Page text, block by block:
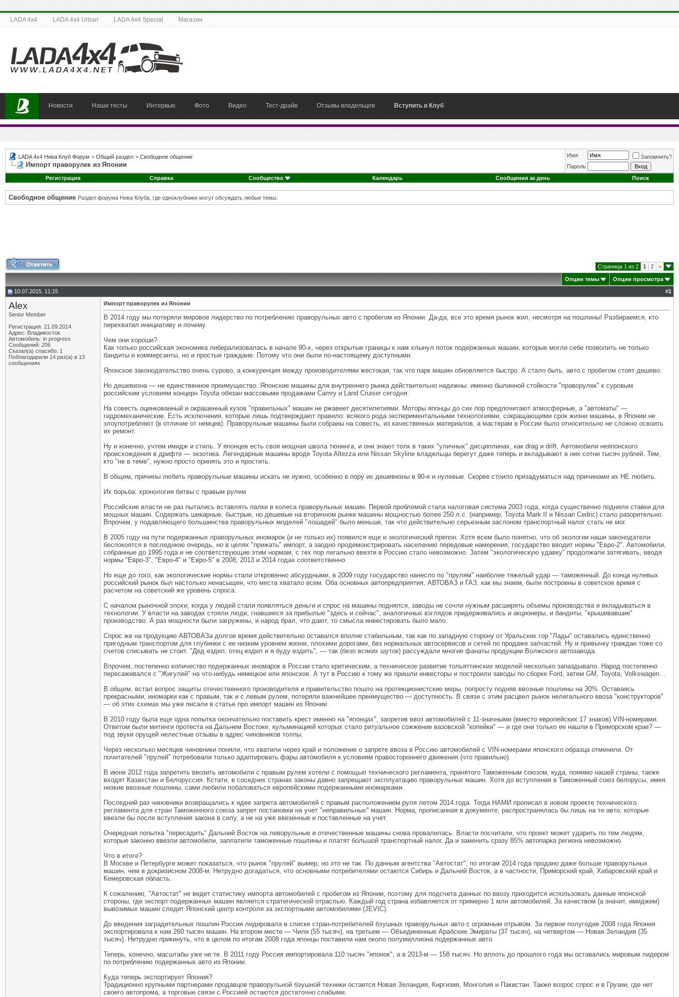
LADA 4x4 LADA 4x4 Urban LADA 4x4 Special Магазин
Новости Наши тесты Интервью Фото Видео Тест-драйв Отзывы владельцев Вступить в Клуб
LADA 4x4 Нива Клуб Форум > Общий раздел > Свободное общение
Импорт праворулек из Японии
Имя
Запомнить?
Пароль
Регистрация
Справка Сообщество Календарь Сообщения за день Поиск
Свободное общение Раздел форума Нива Клуба, где одноклубники могут обсуждать любые темы.
Страница 1 из 2 1 2 >
Опции темы
Опции просмотра
10.07.2015, 11:15
#1
Alex
Senior Member
Регистрация: 21.09.2014
Адрес: Владивосток
Автомобиль: in progress
Сообщений: 206
Сказал(а) спасибо: 1
Поблагодарили 14 раз(а) в 13
сообщениях
Импорт праворулек из Японии
В 2014 году мы потеряли мировое лидерство по потреблению праворульных авто с пробегом из Японии. Да-да, все это время рынок жил, несмотря на пошлины! Разбираемся, кто
перехватил инициативу и почему.
Чем они хороши?
Как только российская экономика либерализовалась в начале 90-х, через открытые границы к нам хлынул поток подержанных машин, которые могли себе позволить не только
бандиты и коммерсанты, но и простые граждане. Потому что они были по-настоящему доступными.
Японское законодательство очень сурово, а конкуренция между производителями жестокая, так что парк машин обновляется быстро. А стало быть, авто с пробегом стоят дешево.
Но дешевизна — не единственное преимущество. Японские машины для внутреннего рынка действительно надежны: именно былинной стойкости "праворулек" к суровым
российским условиям концерн Toyota обязан массовыми продажами Camry и Land Cruiser сегодня.
На совесть оцинкованный и окрашенный кузов "правильных" машин не ржавеет десятилетиями. Моторы японцы до сих пор предпочитают атмосферные, а "автоматы" —
гидромеханические. Есть исключения, которые лишь подтверждают правило: всякого рода экспериментальными технологиями, сокращающими срок жизни машины, в Японии не
злоупотребляют (в отличие от немцев). Праворульные машины были собраны на совесть, из качественных материалов, а мастерам в России было относительно не сложно освоить
их ремонт.
Ну и конечно, учтем имидж и стиль. У японцев есть своя мощная школа тюнинга, и они знают толк в таких "уличных" дисциплинах, как drag и drift. Автомобили неяпонского
происхождения в дрифте — экзотика. Легендарные машины вроде Toyota Altezza или Nissan Skyline владельцы берегут даже теперь и вкладывают в них сотни тысяч рублей. Тем,
кто "не в теме", нужно просто принять это и простить.
В общем, причины любить праворульные машины искать не нужно, особенно в пору их дешевизны в 90-е и нулевые. Скорее стоило призадуматься над причинами их НЕ любить.
Их борьба: хронология битвы с правым рулем
Российские власти не раз пытались вставлять палки в колеса праворульных машин. Первой проблемой стала налоговая система 2003 года, когда существенно подняли ставки для
мощных машин. Содержать шикарные, быстрые, но дешевые на вторичном рынке машины мощностью более 250 л.с. (например, Toyota Mark II и Nissan Cedric) стало разорительно.
Впрочем, у подавляющего большинства праворульных моделей "лошадей" было меньше, так что действительно серьезным заслоном транспортный налог стать не мог.
В 2005 году на пути подержанных праворульных иномарок (и не только их) появился еще и экологический препон. Хотя всем было понятно, что об экологии наши законодатели
беспокоятся в последнюю очередь, но в целях "прижать" импорт, а заодно продемонстрировать населению передовые намерения, государство вводит нормы "Евро-2". Автомобили,
собранные до 1995 года и не соответствующие этим нормам, с тех пор легально ввезти в Россию стало невозможно. Затем "экологическую удавку" продолжали затягивать, вводя
нормы "Евро-3", "Евро-4" и "Евро-5" в 2008, 2013 и 2014 годах соответственно.
Но еще до того, как экологические нормы стали откровенно абсурдными, в 2009 году государство нанесло по "прулям" наиболее тяжелый удар — таможенный. До конца нулевых
российский рынок был настолько ненасыщен, что места хватало всем. Оба основных автопредприятия, АВТОВАЗ и ГАЗ, как мы знаем, были построены в советское время с
расчетом на советский же уровень спроса.
С началом рыночной эпохи, когда у людей стали появляться деньги и спрос на машины поднялся, заводы не сочли нужным расширять объемы производства и вкладываться в
технологии. У власти на заводах стояли люди, гнавшиеся за прибылью "здесь и сейчас", аналогичных взглядов придерживались и акционеры, и бандиты, "крышевавшие"
производство. А раз мощности были загружены, и народ брал, что дают, то смысла инвестировать было мало.
Спрос же на продукцию АВТОВАЗа долгое время действительно оставался вполне стабильным, так как по западную сторону от Уральских гор "Лады" оставались единственно
пригодным транспортом для глубинки с ее низким уровнем жизни, плохими дорогами, без нормальных автосервисов и сетей по продаже запчастей. Ну и привычку граждан тоже со
счетов списывать не стоит. "Дед ездил, отец ездил и я буду ездить", — так (безо всяких шуток) рассуждали многие фанаты продукции Волжского автозавода.
Впрочем, постепенно количество подержанных иномарок в России стало критическим, а техническое развитие тольяттинских моделей несколько запаздывало. Народ постепенно
пересаживался с "Жигулей" на что-нибудь немецкое или японское. А тут в Россию к тому же пришли инвесторы и построили заводы по сборке Ford, затем GM, Toyota, Volkswagen…
В общем, встал вопрос защиты отечественного производителя и правительство пошло на протекционистские меры, попросту подняв ввозные пошлины на 30%. Оставаясь
прекрасными, иномарки как с правым, так и с левым рулем, потеряли важнейшее преимущество — доступность. В связи с этим расцвел рынок нелегального ввоза "конструкторов"
— об этих схемах мы уже писали в статье про импорт машин из Японии.
В 2010 году была еще одна попытка окончательно поставить крест именно на "японцах", запретив ввоз автомобилей с 11-значными (вместо европейских 17 знаков) VIN-номерами.
Ответом были митинги протеста на Дальнем Востоке, кульминацией которых стало ритуальное сожжение вазовской "копейки" — и где они только ее нашли в Приморском крае? —
под звуки орущей нелестные отзывы в адрес чиновников толпы.
Через несколько месяцев чиновники поняли, что хватили через край и положение о запрете ввоза в Россию автомобилей с VIN-номерами японского образца отменили. От
почитателей "прулей" потребовали только адаптировать фары автомобиля к условиям правостороннего движения (что правильно).
В июне 2012 года запретить ввозить автомобили с правым рулем хотели с помощью технического регламента, принятого Таможенным союзом, куда, помимо нашей страны, также
входят Казахстан и Белоруссия. Кстати, в соседних странах законы давно запрещают эксплуатацию праворульных машин. Хотя до вступления в Таможенный союз белорусы, имея
низкие ввозные пошлины, сами любили побаловаться европейскими подержанными иномарками.
Последний раз чиновники возвращались к идее запрета автомобилей с правым расположением руля летом 2014 года. Тогда НАМИ прописал в новом проекте технического
регламента для стран Таможенного союза запрет постановки на учет "неправильных" машин. Норма, прописанная в документе, распространялась бы лишь на те авто, которые
ввезли бы после вступления закона в силу, а не на уже ввезенные и поставленные на учет.
Очередная попытка "пересадить" Дальний Восток на леворульные и отечественные машины снова провалилась. Власти посчитали, что проект может ударить по тем людям,
которые законно ввезли автомобили, заплатили таможенные пошлины и платят большой транспортный налог. Да и заменить сразу 85% автопарка региона невозможно.
Что в итоге?
В Москве и Петербурге может показаться, что рынок "прулей" вымер, но это не так. По данным агентства "Автостат", по итогам 2014 года продано даже больше праворульных
машин, чем в докризисном 2008-м. Нетрудно догадаться, что основными потребителями остаются Сибирь и Дальний Восток, а в частности, Приморский край, Хабаровский край и
Кемеровская область.
К сожалению, "Автостат" не ведет статистику импорта автомобилей с пробегом из Японии, поэтому для подсчета данных по ввозу приходится использовать данные японской
стороны, где экспорт подержанных машин является стратегической отраслью. Каждый год страна избавляется от примерно 1 млн автомобилей. За качеством (а значит, имиджем)
вывозимых машин следит Японский центр контроля за экспортными автомобилями (JEVIC).
До введения заградительных пошлин Россия лидировала в списке стран-потребителей бэушных праворульных авто с огромным отрывом. За первое полугодие 2008 года Япония
экспортировала к нам 260 тысяч машин. На втором месте — Чили (55 тысяч), на третьем — Объединенные Арабские Эмираты (37 тысяч), на четвертом — Новая Зеландия (35
тысяч). Нетрудно прикинуть, что в целом по итогам 2008 года японцы поставили нам около полумиллиона подержанных авто.
Теперь, конечно, масштабы уже не те. В 2011 году Россия импортировала 110 тысяч "японок", а в 2013-м — 158 тысяч. Но вплоть до прошлого года мы оставались мировым лидером
по потреблению подержанных авто из Японии.
Куда теперь экспортирует Япония?
Традиционно крупными партнерами продавцов праворульной бэушной техники остается Новая Зеландия, Киргизия, Монголия и Пакистан. Также возрос спрос и в Грузии, где нет
своего автопрома, а торговые связи с Россией остаются достаточно слабыми.